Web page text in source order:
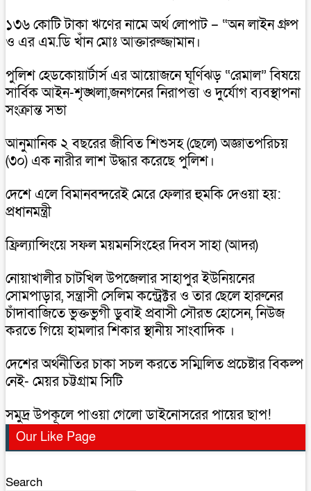
১৩৬ কোটি টাকা ঋণের নামে অর্থ লোপাট – “অন লাইন গ্রুপ
ও এর এম.ডি খাঁন মোঃ আক্তারুজ্জামান।
পুলিশ হেডকোয়ার্টার্স এর আয়োজনে ঘূর্ণিঝড় “রেমাল” বিষয়ে
সার্বিক আইন-শৃঙ্খলা,জনগনের নিরাপত্তা ও দুর্যোগ ব্যবস্থাপনা
সংক্রান্ত সভা
আনুমানিক ২ বছরের জীবিত শিশুসহ (ছেলে) অজ্ঞাতপরিচয়
(৩০) এক নারীর লাশ উদ্ধার করেছে পুলিশ।
দেশে এলে বিমানবন্দরেই মেরে ফেলার হুমকি দেওয়া হয়:
প্রধানমন্ত্রী
ফ্রিল্যান্সিংয়ে সফল ময়মনসিংহের দিবস সাহা (আদর)
নোয়াখালীর চাটখিল উপজেলার সাহাপুর ইউনিয়নের
সোমপাড়ার, সন্ত্রাসী সেলিম কন্ট্রেক্টর ও তার ছেলে হারুনের
চাঁদাবাজিতে ভুক্তভুগী ডুবাই প্রবাসী সৌরভ হোসেন, নিউজ
করতে গিয়ে হামলার শিকার স্থানীয় সাংবাদিক ।
দেশের অর্থনীতির চাকা সচল করতে সম্মিলিত প্রচেষ্টার বিকল্প
নেই- মেয়র চট্টগ্রাম সিটি
সমুদ্র উপকূলে পাওয়া গেলো ডাইনোসরের পায়ের ছাপ!
Our Like Page
Search